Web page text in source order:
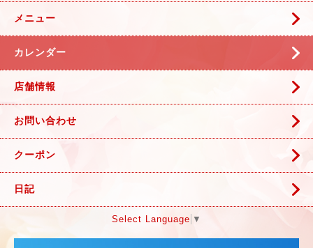
メニュー
カレンダー
店舗情報
お問い合わせ
クーポン
日記
Select Language ▼